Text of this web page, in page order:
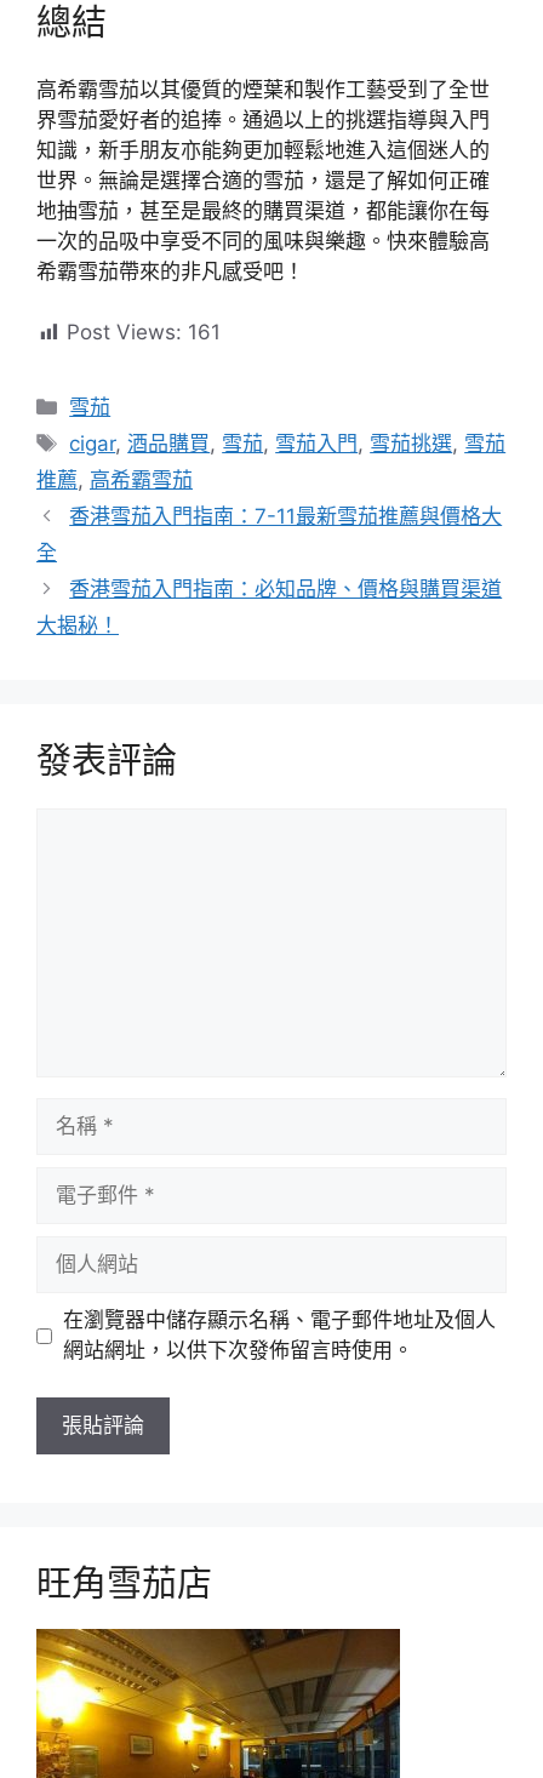
總結
高希霸雪茄以其優質的煙葉和製作工藝受到了全世
界雪茄愛好者的追捧。通過以上的挑選指導與入門
知識，新手朋友亦能夠更加輕鬆地進入這個迷人的
世界。無論是選擇合適的雪茄，還是了解如何正確
地抽雪茄，甚至是最終的購買渠道，都能讓你在每
一次的品吸中享受不同的風味與樂趣。快來體驗高
希霸雪茄帶來的非凡感受吧！
Post Views: 161
分
類
雪茄
標
籤
cigar,酒品購買, 雪茄, 雪茄入門, 雪茄挑選, 雪茄
推薦, 高希霸雪茄
香港雪茄入門指南：7-11最新雪茄推薦與價格大
全
香港雪茄入門指南：必知品牌、價格與購買渠道
大揭秘！
發表評論
站
在瀏覽器中儲存顯示名稱、電子郵件地址及個人
網站網址，以供下次發佈留言時使用。
旺角雪茄店